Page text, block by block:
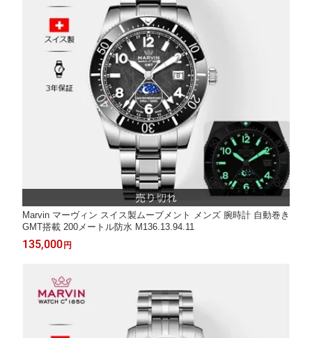
Marvin マーヴィン スイス製ムーブメント メンズ 腕時計 自動巻き
GMT搭載 200メートル防水 M136.13.94.11
135,000 円